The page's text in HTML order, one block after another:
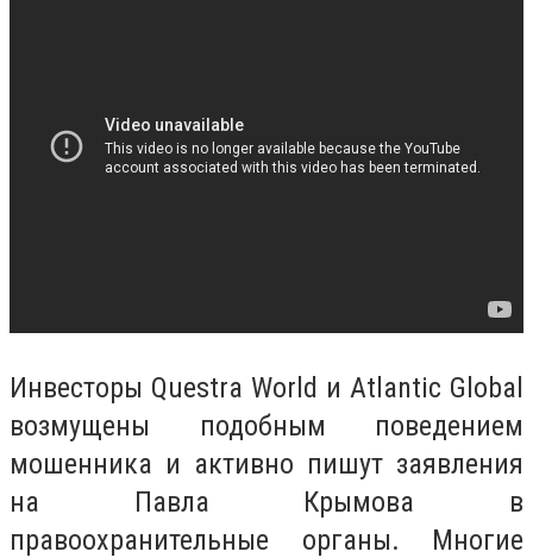
Инвесторы Questra World и Atlantic Global
возмущены подобным поведением
мошенника и активно пишут заявления
на Павла Крымова в
правоохранительные органы. Многие